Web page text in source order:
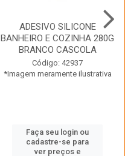
ADESIVO SILICONE
BANHEIRO E COZINHA 280G
BRANCO CASCOLA
Código: 42937
*Imagem meramente ilustrativa
Faça seu login ou
cadastre-se para
ver preços e